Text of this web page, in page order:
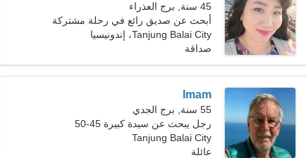
45 سنة, برج العذراء
أبحث عن صديق رائع في رحلة مشتركة
Tanjung Balai City، إندونيسيا
صداقة
Imam
55 سنة, برج الجدي
رجل يبحث عن سيدة كبيرة 45-50
Tanjung Balai City
عائلة